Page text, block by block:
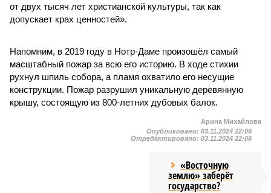
от двух тысяч лет христианской культуры, так как
допускает крах ценностей».
Напомним, в 2019 году в Нотр-Даме произошёл самый
масштабный пожар за всю его историю. В ходе стихии
рухнул шпиль собора, а пламя охватило его несущие
конструкции. Пожар разрушил уникальную деревянную
крышу, состоящую из 800-летних дубовых балок.
Арина Михайлова
Опубликовано: 03.11.2024 22:06
Отредактировано: 03.11.2024 22:06
«Восточную
землю» заберёт
государство?